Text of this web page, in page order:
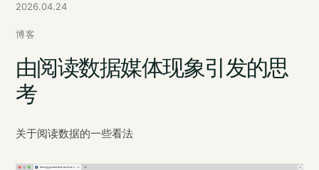
2026.04.24
博客
由阅读数据媒体现象引发的思
考
关于阅读数据的一些看法